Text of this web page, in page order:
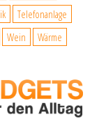
Telefonanlage
Wein Wärme